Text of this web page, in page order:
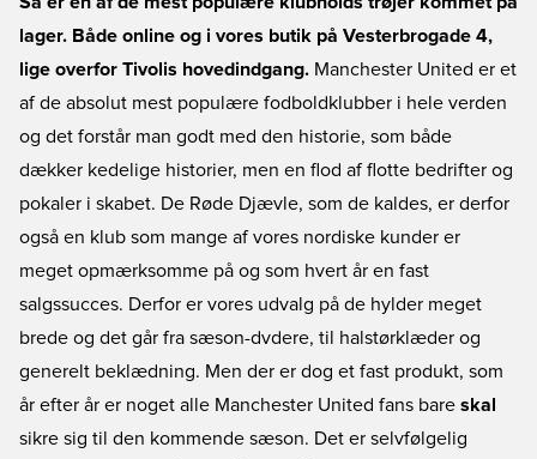
lager. Både online og i vores butik på Vesterbrogade 4,
lige overfor Tivolis hovedindgang. Manchester United er et
af de absolut mest populære fodboldklubber i hele verden
og det forstår man godt med den historie, som både
dækker kedelige historier, men en flod af flotte bedrifter og
pokaler i skabet. De Røde Djævle, som de kaldes, er derfor
også en klub som mange af vores nordiske kunder er
meget opmærksomme på og som hvert år en fast
salgssucces. Derfor er vores udvalg på de hylder meget
brede og det går fra sæson-dvdere, til halstørklæder og
generelt beklædning. Men der er dog et fast produkt, som
år efter år er noget alle Manchester United fans bare skal
sikre sig til den kommende sæson. Det er selvfølgelig